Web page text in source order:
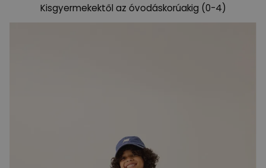
Kisgyermekektől az óvodáskorúakig (0-4)